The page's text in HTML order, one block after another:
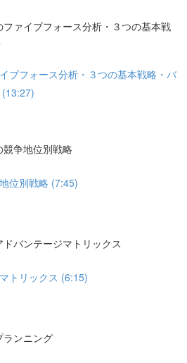
ァイブフォース分析・３つの基本戦
ブフォース分析・３つの基本戦略・バ
(13:27)
争地位別戦略
位別戦略 (7:45)
バンテージマトリックス
トリックス (6:15)
ンニング